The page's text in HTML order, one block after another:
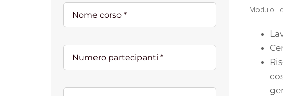
Modulo